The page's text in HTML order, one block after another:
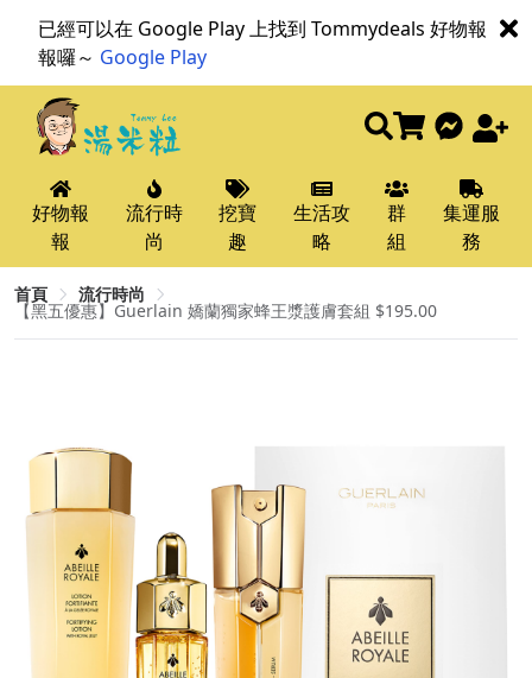
已經可以在 Google Play 上找到 Tommydeals 好物報
報囉～ Google Play
好物報
報
流行時
尚
挖寶
趣
生活攻
略
群
組
集運服
務
首頁 流行時尚
【黑五優惠】Guerlain 嬌蘭獨家蜂王漿護膚套組 $195.00